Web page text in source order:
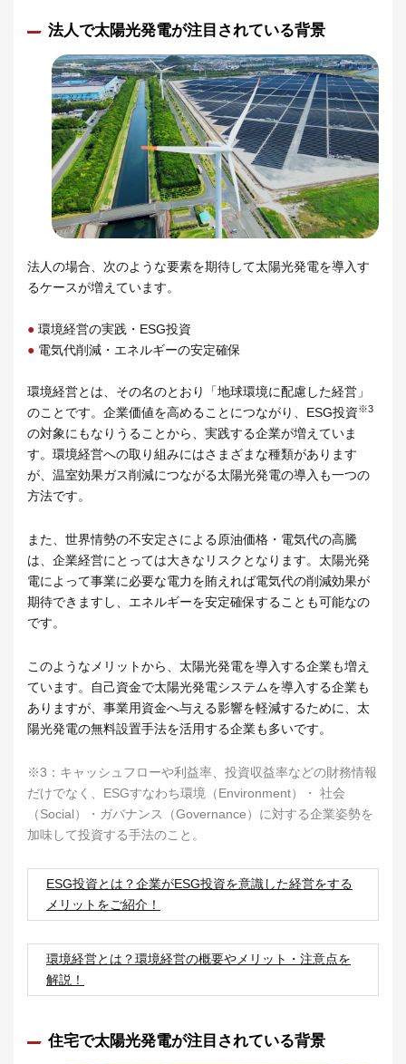
法人で太陽光発電が注目されている背景
法人の場合、次のような要素を期待して太陽光発電を導入す
るケースが増えています。
● 環境経営の実践・ESG投資
● 電気代削減・エネルギーの安定確保
環境経営とは、その名のとおり「地球環境に配慮した経営」
のことです。企業価値を高めることにつながり、ESG投資※3
の対象にもなりうることから、実践する企業が増えていま
す。環境経営への取り組みにはさまざまな種類があります
が、温室効果ガス削減につながる太陽光発電の導入も一つの
方法です。
また、世界情勢の不安定さによる原油価格・電気代の高騰
は、企業経営にとっては大きなリスクとなります。太陽光発
電によって事業に必要な電力を賄えれば電気代の削減効果が
期待できますし、エネルギーを安定確保することも可能なの
です。
このようなメリットから、太陽光発電を導入する企業も増え
ています。自己資金で太陽光発電システムを導入する企業も
ありますが、事業用資金へ与える影響を軽減するために、太
陽光発電の無料設置手法を活用する企業も多いです。
※3：キャッシュフローや利益率、投資収益率などの財務情報
だけでなく、ESGすなわち環境（Environment）・ 社会
（Social）・ガバナンス（Governance）に対する企業姿勢を
加味して投資する手法のこと。
ESG投資とは？企業がESG投資を意識した経営をする
メリットをご紹介！
環境経営とは？環境経営の概要やメリット・注意点を
解説！
住宅で太陽光発電が注目されている背景